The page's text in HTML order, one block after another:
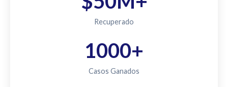
Recuperado
1000+
Casos Ganados